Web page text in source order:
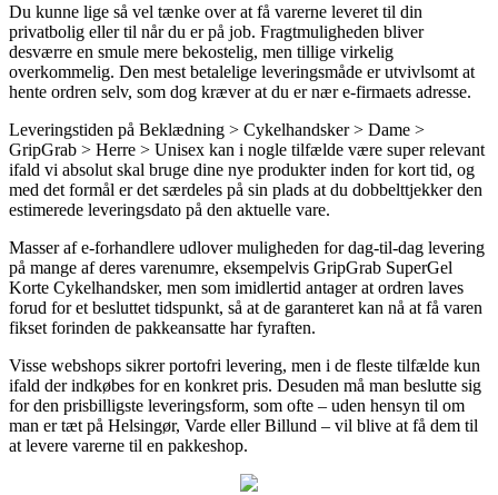
Du kunne lige så vel tænke over at få varerne leveret til din
privatbolig eller til når du er på job. Fragtmuligheden bliver
desværre en smule mere bekostelig, men tillige virkelig
overkommelig. Den mest betalelige leveringsmåde er utvivlsomt at
hente ordren selv, som dog kræver at du er nær e-firmaets adresse.
Leveringstiden på Beklædning > Cykelhandsker > Dame >
GripGrab > Herre > Unisex kan i nogle tilfælde være super relevant
ifald vi absolut skal bruge dine nye produkter inden for kort tid, og
med det formål er det særdeles på sin plads at du dobbelttjekker den
estimerede leveringsdato på den aktuelle vare.
Masser af e-forhandlere udlover muligheden for dag-til-dag levering
på mange af deres varenumre, eksempelvis GripGrab SuperGel
Korte Cykelhandsker, men som imidlertid antager at ordren laves
forud for et besluttet tidspunkt, så at de garanteret kan nå at få varen
fikset forinden de pakkeansatte har fyraften.
Visse webshops sikrer portofri levering, men i de fleste tilfælde kun
ifald der indkøbes for en konkret pris. Desuden må man beslutte sig
for den prisbilligste leveringsform, som ofte – uden hensyn til om
man er tæt på Helsingør, Varde eller Billund – vil blive at få dem til
at levere varerne til en pakkeshop.